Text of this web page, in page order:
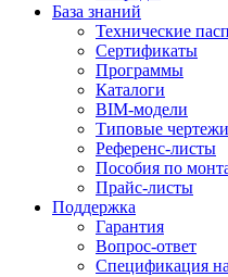
База знаний
Технические
Сертификаты
Программы
Каталоги
BIM-модели
Типовые
Референс-листы
Пособия по
Прайс-листы
Поддержка
Гарантия
Вопрос-ответ
Спецификация